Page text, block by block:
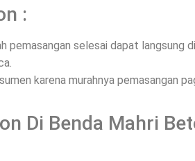
:
pemasangan selesai dapat langsung
karena murahnya pemasangan
Di Benda Mahri